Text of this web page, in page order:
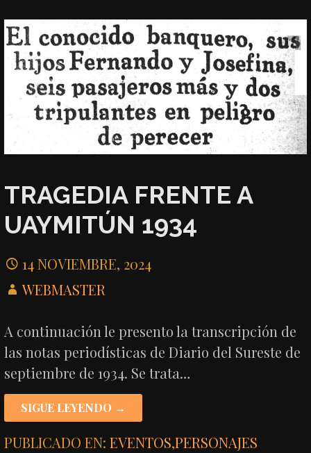
TRAGEDIA FRENTE A
UAYMITÚN 1934
14 NOVIEMBRE, 2024
WEBMASTER
A continuación le presento la transcripción de
las notas periodísticas de Diario del Sureste de
septiembre de 1934. Se trata…
SIGUE LEYENDO →
PUBLICADO EN:EVENTOS,PERSONAJES